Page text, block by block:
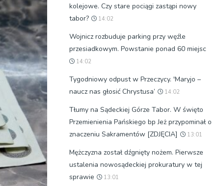
kolejowe. Czy stare pociągi zastąpi nowy
tabor?
14:02
Wojnicz rozbuduje parking przy węźle
przesiadkowym. Powstanie ponad 60 miejsc
14:02
Tygodniowy odpust w Przeczycy. 'Maryjo –
naucz nas głosić Chrystusa’
14:02
Tłumy na Sądeckiej Górze Tabor. W święto
Przemienienia Pańskiego bp Jeż przypominał o
znaczeniu Sakramentów [ZDJĘCIA]
13:01
Mężczyzna został dźgnięty nożem. Pierwsze
ustalenia nowosądeckiej prokuratury w tej
sprawie
13:01